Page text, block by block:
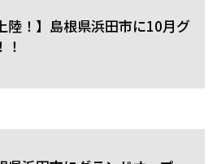
陸！】島根県浜田市に10月グ